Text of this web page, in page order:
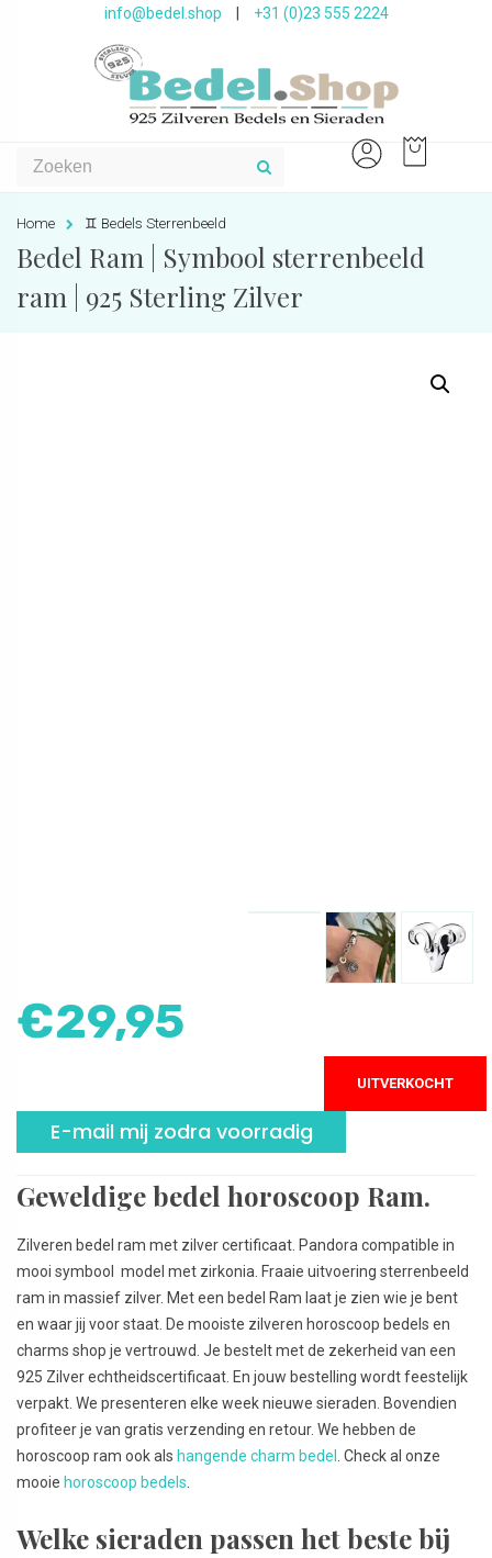
info@bedel.shop +31 (0)23 555 2224
Home ♊️ Bedels Sterrenbeeld
Bedel Ram | Symbool sterrenbeeld
ram | 925 Sterling Zilver
€29,95
UITVERKOCHT
E-mail mij zodra voorradig
Geweldige bedel horoscoop Ram.
Zilveren bedel ram met zilver certificaat. Pandora compatible in
mooi symbool model met zirkonia. Fraaie uitvoering sterrenbeeld
ram in massief zilver. Met een bedel Ram laat je zien wie je bent
en waar jij voor staat. De mooiste zilveren horoscoop bedels en
charms shop je vertrouwd. Je bestelt met de zekerheid van een
925 Zilver echtheidscertificaat. En jouw bestelling wordt feestelijk
verpakt. We presenteren elke week nieuwe sieraden. Bovendien
profiteer je van gratis verzending en retour. We hebben de
horoscoop ram ook als hangende charm bedel
. Check al onze
mooie horoscoop bedels
Welke sieraden passen het beste bij